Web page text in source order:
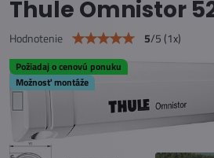
Požiadaj o cenovú ponuku
Možnosť montáže
Thule Omnistor
Hodnotenie 5/5(1x)